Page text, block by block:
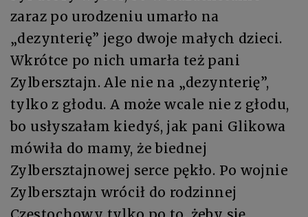
zaraz po urodzeniu umarło na
„dezynterię” jego dwoje małych dzieci.
Wkrótce po nich umarła też pani
Zylbersztajn. Ale nie na „dezynterię”,
tylko z głodu. A może wcale nie z głodu,
bo usłyszałam kiedyś, jak pani Glikowa
mówiła do mamy, że biednej
Zylbersztajnowej serce pękło. Po wojnie
Zylbersztajn wrócił do rodzinnej